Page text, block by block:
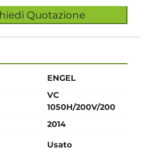
Quotazione
ENGEL
VC
1050H/200V/200
2014
Usato